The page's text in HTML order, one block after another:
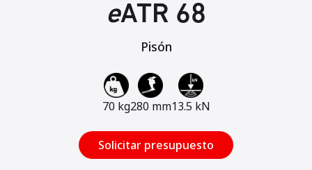
eATR 68
Pisón
70 kg280 mm13.5 kN
Solicitar presupuesto